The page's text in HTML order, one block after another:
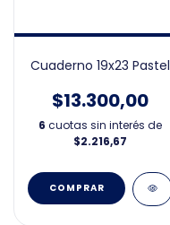
Cuaderno 19x23 Pastel
$13.300,00
6 cuotas sin interés de
$2.216,67